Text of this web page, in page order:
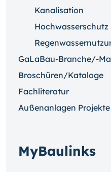
Kanalisation
Hochwasserschutz
GaLaBau-Branche/-
Broschüren/Kataloge
Fachliteratur
Außenanlagen Projekte
MyBaulinks